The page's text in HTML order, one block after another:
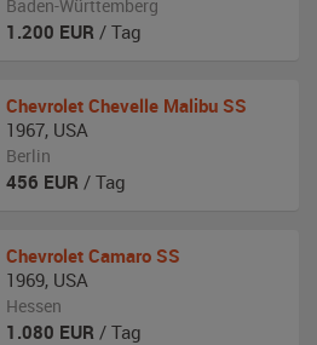
Baden-Württemberg
1.200 EUR / Tag
Chevrolet Chevelle Malibu SS
1967, USA
Berlin
456 EUR / Tag
Chevrolet Camaro SS
1969, USA
Hessen
1.080 EUR / Tag